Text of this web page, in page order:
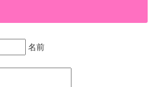
名前